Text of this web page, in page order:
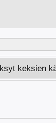
keksien